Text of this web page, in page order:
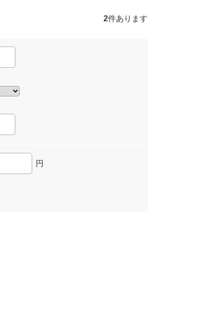
2件あります
円